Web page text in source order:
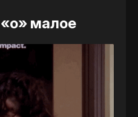
малое